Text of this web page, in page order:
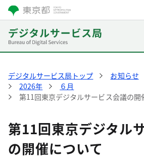
デジタルサービス局トップ お知らせ
2026年
６月
第11回東京デジタルサービス会議の開
第11回東京デジタル
の開催について